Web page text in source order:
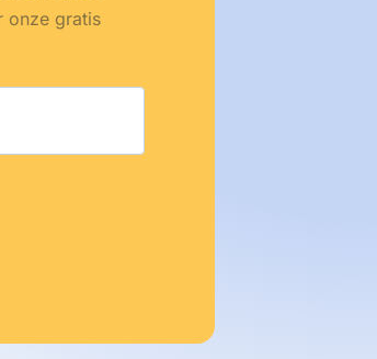
onze gratis